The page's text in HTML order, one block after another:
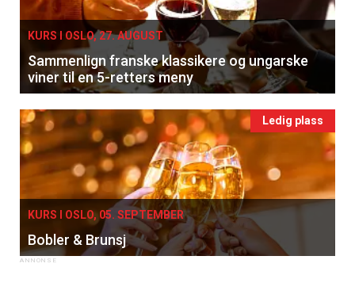
KURS I OSLO, 27. AUGUST
Sammenlign franske klassikere og ungarske
viner til en 5-retters meny
Ledig plass
KURS I OSLO, 05. SEPTEMBER
Bobler & Brunsj